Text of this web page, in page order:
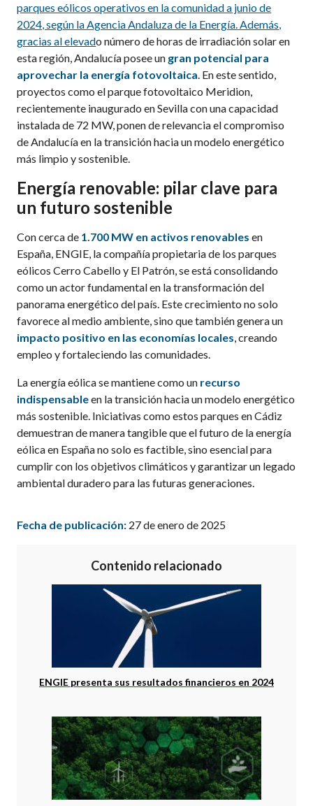
parques eólicos operativos en la comunidad a junio de
2024, según la Agencia Andaluza de la Energía.Además,
gracias al elevado número de horas de irradiación solar en
esta región, Andalucía posee un gran potencial para
aprovechar la energía fotovoltaica. En este sentido,
proyectos como el parque fotovoltaico Meridion,
recientemente inaugurado en Sevilla con una capacidad
instalada de 72 MW, ponen de relevancia el compromiso
de Andalucía en la transición hacia un modelo energético
más limpio y sostenible.
Energía renovable: pilar clave para
un futuro sostenible
Con cerca de 1.700 MW en activos renovables en
España, ENGIE, la compañía propietaria de los parques
eólicos Cerro Cabello y El Patrón, se está consolidando
como un actor fundamental en la transformación del
panorama energético del país. Este crecimiento no solo
favorece al medio ambiente, sino que también genera un
impacto positivo en las economías locales, creando
empleo y fortaleciendo las comunidades.
La energía eólica se mantiene como un recurso
indispensableen la transición hacia un modelo energético
más sostenible. Iniciativas como estos parques en Cádiz
demuestran de manera tangible que el futuro de la energía
eólica en España no solo es factible, sino esencial para
cumplir con los objetivos climáticos y garantizar un legado
ambiental duradero para las futuras generaciones.
Fecha de publicación: 27 de enero de 2025
Contenido relacionado
ENGIE presenta sus resultados financieros en 2024